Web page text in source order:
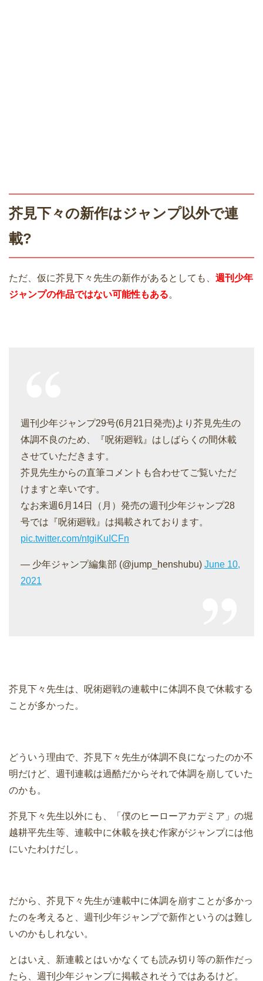
芥見下々の新作はジャンプ以外で連
載?
ただ、仮に芥見下々先生の新作があるとしても、 週刊少年
ジャンプの作品ではない可能性もある。
週刊少年ジャンプ29号(6月21日発売)より芥見先生の
体調不良のため、『呪術廻戦』はしばらくの間休載
させていただきます。
芥見先生からの直筆コメントも合わせてご覧いただ
けますと幸いです。
なお来週6月14日（月）発売の週刊少年ジャンプ28
号では『呪術廻戦』は掲載されております。
pic.twitter.com/ntgiKuICFn
— 少年ジャンプ編集部 (@jump_henshubu) June 10,
2021
芥見下々先生は、呪術廻戦の連載中に体調不良で休載する
ことが多かった。
どういう理由で、芥見下々先生が体調不良になったのか不
明だけど、週刊連載は過酷だからそれで体調を崩していた
のかも。
芥見下々先生以外にも、「僕のヒーローアカデミア」の堀
越耕平先生等、連載中に休載を挟む作家がジャンプには他
にいたわけだし。
だから、芥見下々先生が連載中に体調を崩すことが多かっ
たのを考えると、週刊少年ジャンプで新作というのは難し
いのかもしれない。
とはいえ、新連載とはいかなくても読み切り等の新作だっ
たら、週刊少年ジャンプに掲載されそうではあるけど。